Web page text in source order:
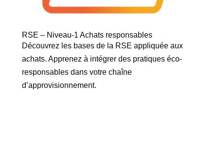
RSE – Niveau-1 Achats responsables
Découvrez les bases de la RSE appliquée aux
achats. Apprenez à intégrer des pratiques éco-
responsables dans votre chaîne
d’approvisionnement.